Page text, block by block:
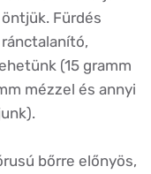
Fürdés
(15 gramm
mézzel és annyi
bőrre előnyös,